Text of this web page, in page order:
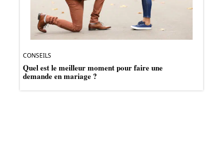
CONSEILS
Quel est le meilleur moment pour faire une
demande en mariage ?